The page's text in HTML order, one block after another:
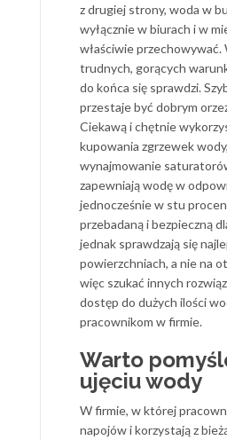
z drugiej strony, woda w
wyłącznie w biurach i w
właściwie przechowywać.
trudnych, gorących
do końca się sprawdzi.
przestaje być dobrym
Ciekawą i chętnie
kupowania zgrzewek
wynajmowanie
zapewniają wodę w
jednocześnie w stu
przebadaną i bezpieczną
jednak sprawdzają się
powierzchniach, a nie na
więc szukać innych
dostęp do dużych ilości
pracownikom w firmie.
Warto
ujęciu wody
W firmie, w której
napojów i korzystają z